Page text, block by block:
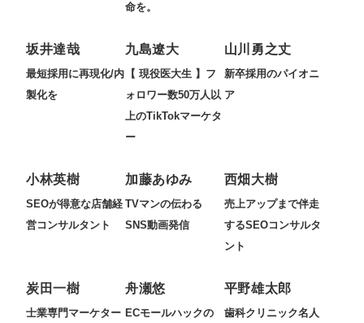
命を。
坂井達哉
最短採用に再現化/内
製化を
九島遼大
【 現役医大生 】フ
ォロワー数50万人以
上のTikTokマーケタ
ー
山川勇之丈
新卒採用のパイオニ
ア
小林英樹
SEOが得意な店舗経
営コンサルタント
加藤あゆみ
TVマンの伝わる
SNS動画発信
西畑大樹
売上アップまで伴走
するSEOコンサルタ
ント
炭田一樹
士業専門マーケター
舟瀬悠
ECモールハックの
平野雄太郎
歯科クリニック名人